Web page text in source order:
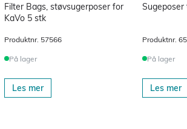
Filter Bags, støvsugerposer for
KaVo 5 stk
Produktnr. 57566
På lager
Les mer
Sugeposer
Produktnr.
På lager
Les mer